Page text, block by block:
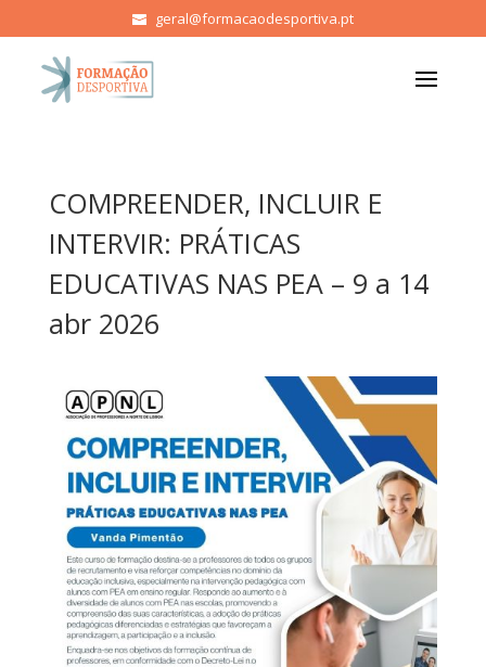
geral@formacaodesportiva.pt
COMPREENDER, INCLUIR E
INTERVIR: PRÁTICAS
EDUCATIVAS NAS PEA – 9 a 14
abr 2026